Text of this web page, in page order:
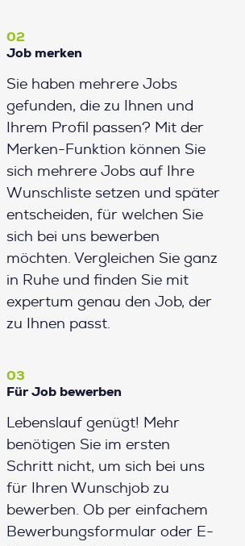
02
Job merken
Sie haben mehrere Jobs
gefunden, die zu Ihnen und
Ihrem Profil passen? Mit der
Merken-Funktion können Sie
sich mehrere Jobs auf Ihre
Wunschliste setzen und später
entscheiden, für welchen Sie
sich bei uns bewerben
möchten. Vergleichen Sie ganz
in Ruhe und finden Sie mit
expertum genau den Job, der
zu Ihnen passt.
03
Für Job bewerben
Lebenslauf genügt! Mehr
benötigen Sie im ersten
Schritt nicht, um sich bei uns
für Ihren Wunschjob zu
bewerben. Ob per einfachem
Bewerbungsformular oder E-